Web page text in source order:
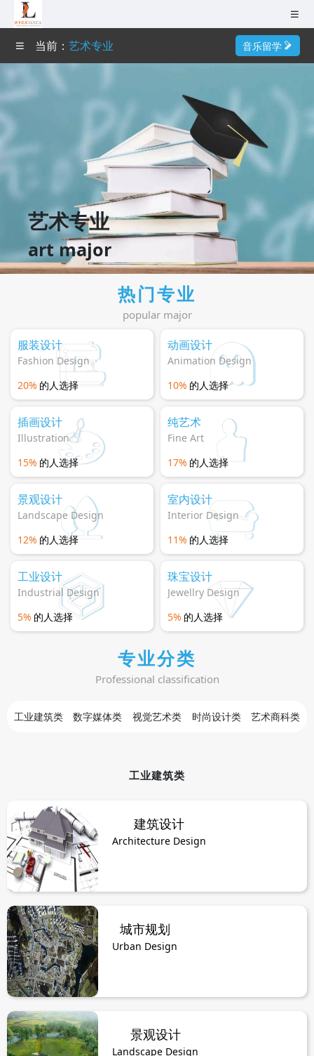
无锡（总部）
杭州
广州
0510-82109979
艺术专业
成功案例
当前： 艺术专业 音乐留学
艺术专业
art major
热门专业
popular major
服装设计
Fashion Design
20% 的人选择
动画设计
Animation Design
10% 的人选择
插画设计
Illustration
15% 的人选择
纯艺术
Fine Art
17% 的人选择
景观设计
Landscape Design
12% 的人选择
室内设计
Interior Design
11% 的人选择
工业设计
Industrial Design
5% 的人选择
珠宝设计
Jewellry Design
5% 的人选择
专业分类
Professional classification
工业建筑类 数字媒体类 视觉艺术类 时尚设计类 艺术商科类
工业建筑类
建筑设计
Architecture Design
城市规划
Urban Design
景观设计
Landscape Design